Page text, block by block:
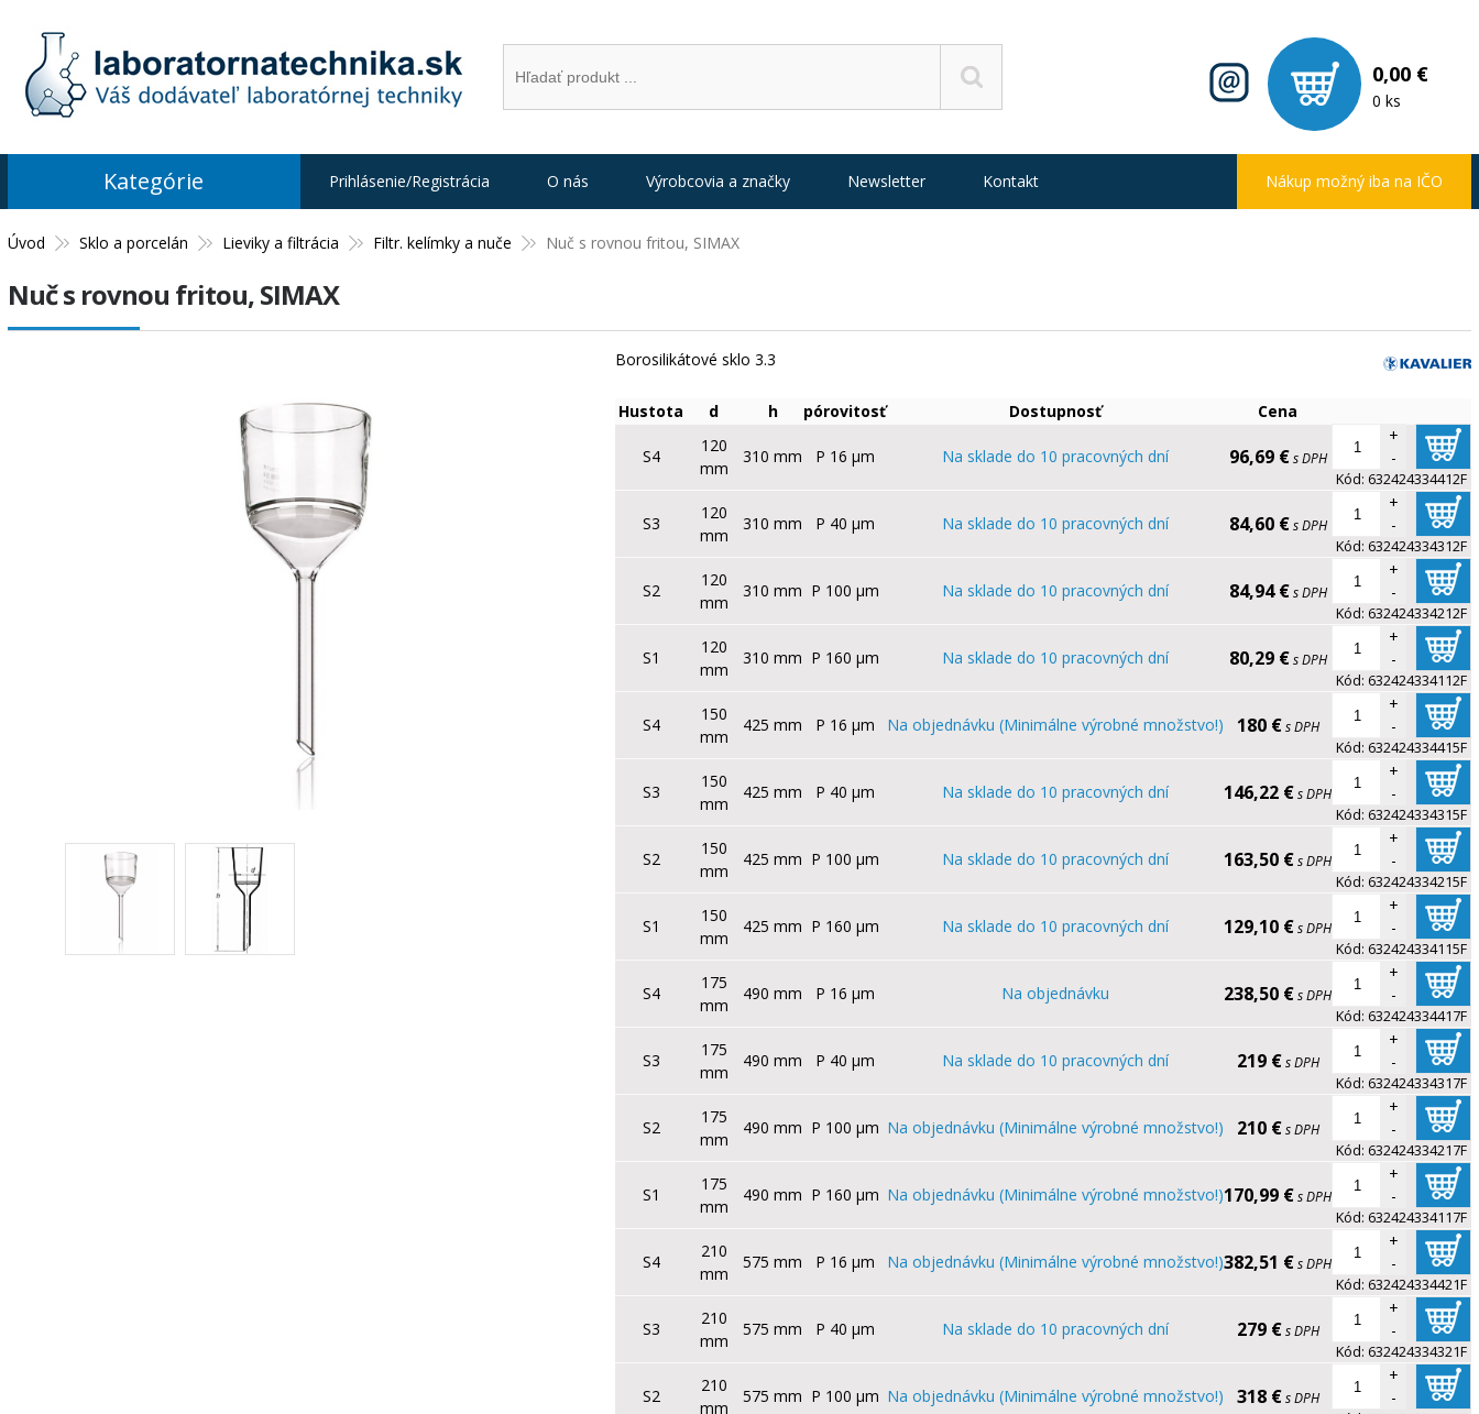
0,00 €
0 ks
Úvod Sklo a porcelán Lieviky a filtrácia Filtr. kelímky a nuče Nuč s rovnou fritou, SIMAX
Nuč s rovnou fritou, SIMAX
Borosilikátové sklo 3.3
Hustota d h pórovitosť Dostupnosť Cena
S4
120
mm
310 mm P 16 µm Na sklade do 10 pracovných dní 96,69 € s DPH
+
-
Kód: 632424334412F
S3
120
mm
310 mm P 40 µm Na sklade do 10 pracovných dní 84,60 € s DPH
+
-
Kód: 632424334312F
S2
120
mm
310 mm P 100 µm Na sklade do 10 pracovných dní 84,94 € s DPH
+
-
Kód: 632424334212F
S1
120
mm
310 mm P 160 µm Na sklade do 10 pracovných dní 80,29 € s DPH
+
-
Kód: 632424334112F
S4
150
mm
425 mm P 16 µm Na objednávku (Minimálne výrobné množstvo!) 180 € s DPH
+
-
Kód: 632424334415F
S3
150
mm
425 mm P 40 µm Na sklade do 10 pracovných dní 146,22 €s DPH
+
-
Kód: 632424334315F
S2
150
mm
425 mm P 100 µm Na sklade do 10 pracovných dní 163,50 €s DPH
+
-
Kód: 632424334215F
S1
150
mm
425 mm P 160 µm Na sklade do 10 pracovných dní 129,10 €s DPH
+
-
Kód: 632424334115F
S4
175
mm
490 mm P 16 µm Na objednávku 238,50 €s DPH
+
-
Kód: 632424334417F
S3
175
mm
490 mm P 40 µm Na sklade do 10 pracovných dní 219 € s DPH
+
-
Kód: 632424334317F
S2
175
mm
490 mm P 100 µm Na objednávku (Minimálne výrobné množstvo!) 210 € s DPH
+
-
Kód: 632424334217F
S1
175
mm
490 mm P 160 µm Na objednávku (Minimálne výrobné množstvo!)170,99 €s DPH
+
-
Kód: 632424334117F
S4
210
mm
575 mm P 16 µm Na objednávku (Minimálne výrobné množstvo!)382,51 €s DPH
+
-
Kód: 632424334421F
S3
210
mm
575 mm P 40 µm Na sklade do 10 pracovných dní 279 € s DPH
+
-
Kód: 632424334321F
S2
210
mm
575 mm P 100 µm Na objednávku (Minimálne výrobné množstvo!) 318 € s DPH
+
-
Kategórie Prihlásenie/Registrácia O nás Výrobcovia a značky Newsletter Kontakt Nákup možný iba na IČO